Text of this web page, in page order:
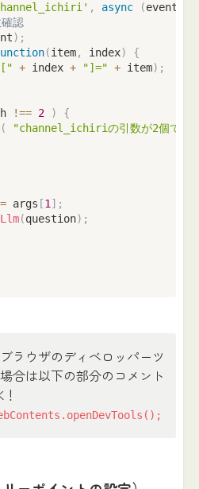
, async (event
認
) ;
(item, index)
{
+ index + "]=" + item) ;
!== 2 )
{
(
"channel_ichiriの引数が2個では
= args [1] ;
(question) ;
ラウザのディベロッパーツ
合は以下の部分のコメント